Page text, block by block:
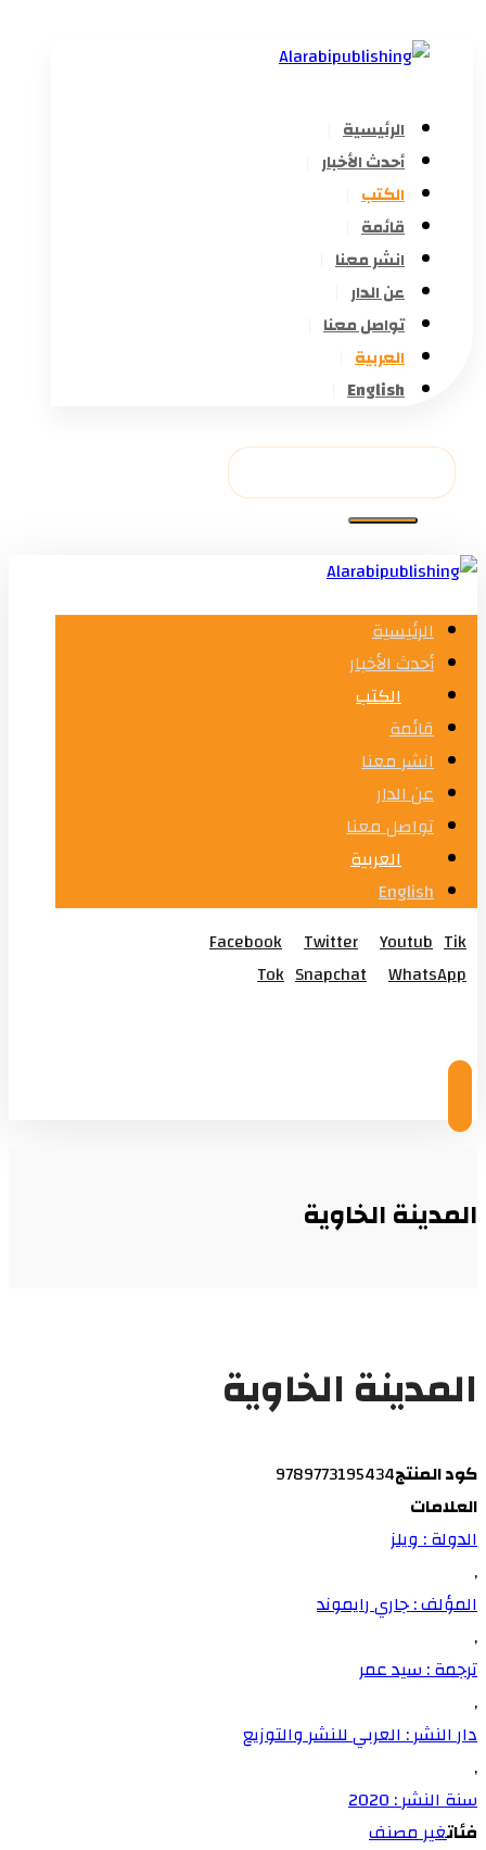
الرئيسية
أحدث الأخبار
الكتب
قائمة
انشر معنا
عن الدار
تواصل معنا
العربية
English
الرئيسية
أحدث الأخبار
الكتب
قائمة
انشر معنا
عن الدار
تواصل معنا
العربية
English
Facebook
Twitter Youtub Tik
Tok Snapchat
WhatsApp
المدينة الخاوية
المدينة الخاوية
كود المنتج9789773195434
العلامات
الدولة : ويلز
,
المؤلف : جاري رايموند
,
ترجمة : سيد عمر
,
دار النشر : العربي للنشر والتوزيع
,
سنة النشر : 2020
فئاتغير مصنف